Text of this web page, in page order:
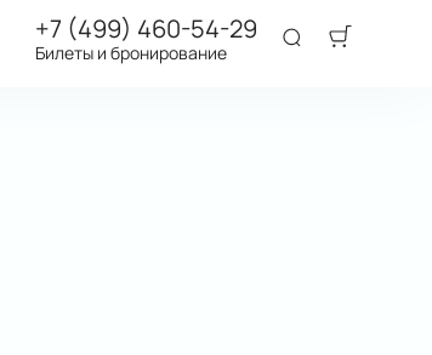
+7 (499) 460-54-29
Билеты и бронирование